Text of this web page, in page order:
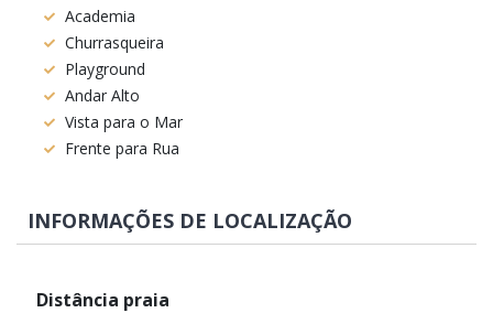
Academia
Churrasqueira
Playground
Andar Alto
Vista para o Mar
Frente para Rua
INFORMAÇÕES DE LOCALIZAÇÃO
Distância praia